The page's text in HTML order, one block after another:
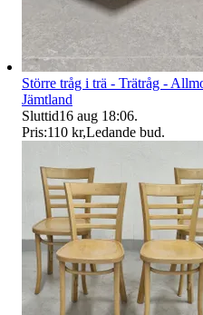
Större tråg i trä - Trätråg -
Jämtland
Sluttid16 aug 18:06.
Pris:110 kr,Ledande bud.